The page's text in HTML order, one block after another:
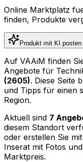
Online Marktplatz
finden, Produkte
Produkt mit KI posten
Auf VAAiM finden
Angebote für
(2605). Diese Seite
und Tipps für einen
Region.
Aktuell sind 7
diesem Standort
oder erstellen Sie
Inserat mit Fotos
Marktpreis.